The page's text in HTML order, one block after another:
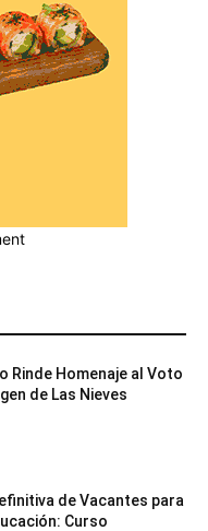
Rinde Homenaje al Voto
de Las Nieves
de Vacantes para
Curso